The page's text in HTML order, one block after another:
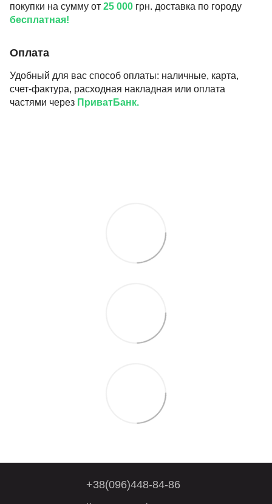
покупки на сумму от 25 000 грн. доставка по городу
бесплатная!
Оплата
Удобный для вас способ оплаты: наличные, карта,
счет-фактура, расходная накладная или оплата
частями через ПриватБанк.
+38(096)448-84-86